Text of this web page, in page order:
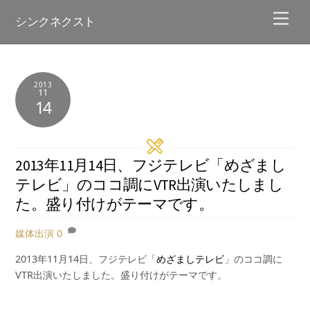
シンクネクスト
2013
11
14
2013年11月14日、フジテレビ「めざまし
テレビ」のココ調にVTR出演いたしまし
た。盛り付けがテーマです。
媒体出演 0
2013年11月14日、フジテレビ「めざましテレビ 」のココ調に
VTR出演いたしました。盛り付けがテーマです。